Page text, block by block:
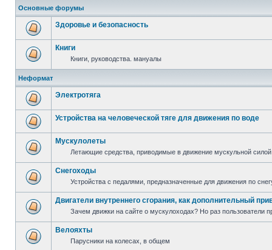
Основные форумы
Здоровье и безопасность
Книги
Книги, руководства. мануалы
Неформат
Электротяга
Устройства на человеческой тяге для движения по воде
Мускулолеты
Летающие средства, приводимые в движение мускульной силой
Снегоходы
Устройства с педалями, предназначенные для движения по
Двигатели внутреннего сгорания, как дополнительный
Зачем движки на сайте о мускулоходах? Но раз пользователи
Велояхты
Парусники на колесах, в общем